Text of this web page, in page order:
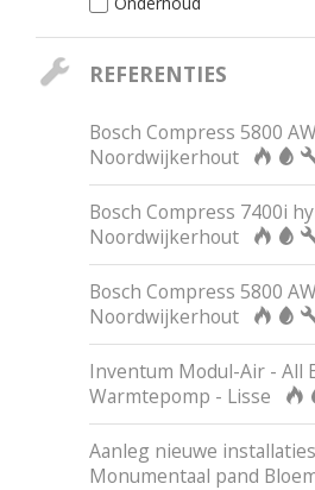
REFERENTIES
Bosch Compress 5800
Noordwijkerhout
Bosch Compress 7400i
Noordwijkerhout
Bosch Compress 5800
Noordwijkerhout
Inventum Modul-Air - All
Warmtepomp - Lisse
Aanleg nieuwe
Monumentaal pand